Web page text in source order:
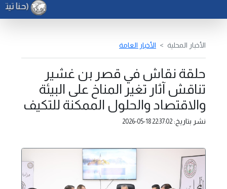
(حنا
الأخبار المحلية الأخبار العامة
حلقة نقاش في قصر بن غشير
تناقش آثار تغير المناخ على البيئة
والاقتصاد والحلول الممكنة للتكيف
نشر بتاريخ: 2026-05-18 22:37:02